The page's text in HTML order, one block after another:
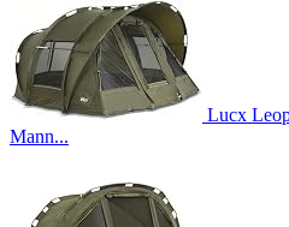
Lucx
Mann...